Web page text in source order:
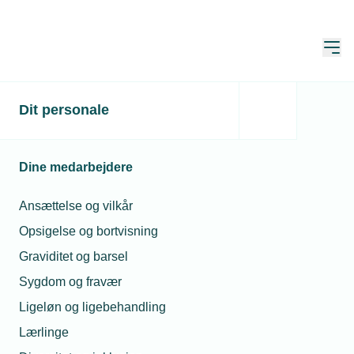
Dit personale
Dine medarbejdere
Ansættelse og vilkår
Opsigelse og bortvisning
Graviditet og barsel
Sygdom og fravær
Ligeløn og ligebehandling
Lærlinge
Søg
Sortér
Viser 1 - 10 of af 145 resultater